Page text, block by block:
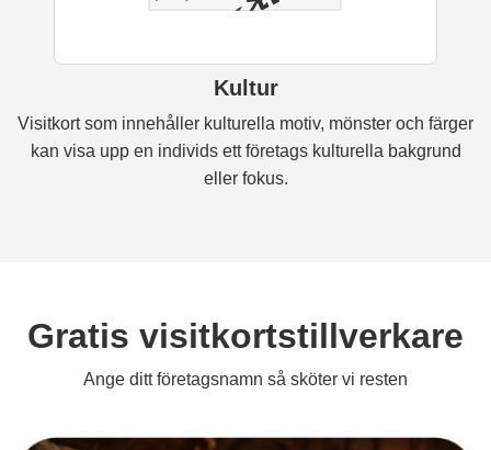
Kultur
Visitkort som innehåller kulturella motiv, mönster och färger
kan visa upp en individs ett företags kulturella bakgrund
eller fokus.
Gratis visitkortstillverkare
Ange ditt företagsnamn så sköter vi resten